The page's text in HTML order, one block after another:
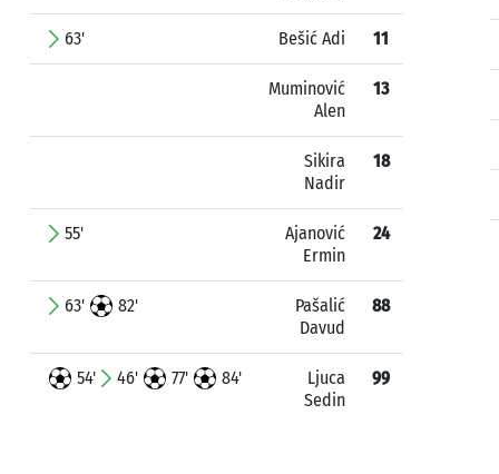
63' Bešić Adi 11
Muminović
Alen
13
Sikira
Nadir
18
55'
Ajanović
Ermin
24
63' 82'
Pašalić
Davud
88
54' 46' 77' 84'
Ljuca
Sedin
99